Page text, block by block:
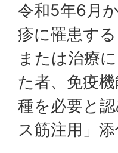
令和5年6月
疹に罹患す
または治療
た者、免疫
種を必要と
ス筋注用」添